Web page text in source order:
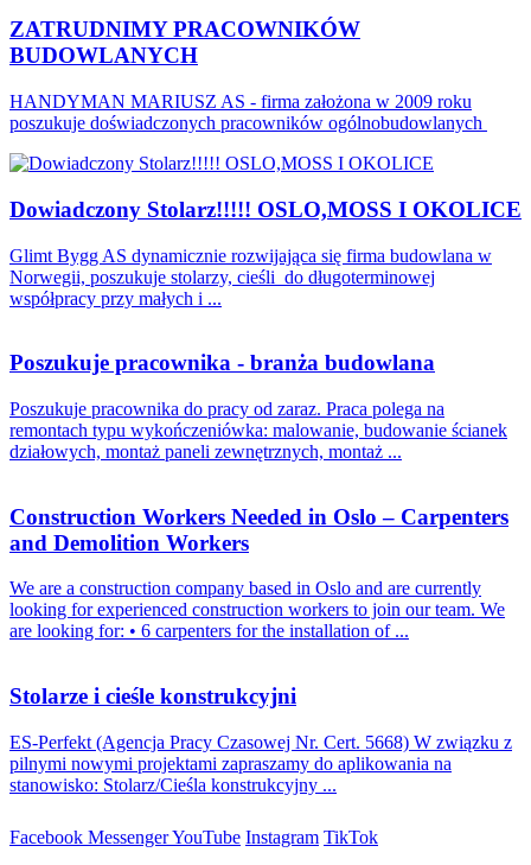
ZATRUDNIMY PRACOWNIKÓW
BUDOWLANYCH
HANDYMAN MARIUSZ AS - firma założona w 2009 roku
poszukuje doświadczonych pracowników ogólnobudowlanych
Dowiadczony Stolarz!!!!! OSLO,MOSS I OKOLICE
Glimt Bygg AS dynamicznie rozwijająca się firma budowlana w
Norwegii, poszukuje stolarzy, cieśli do długoterminowej
współpracy przy małych i ...
Poszukuje pracownika - branża budowlana
Poszukuje pracownika do pracy od zaraz. Praca polega na
remontach typu wykończeniówka: malowanie, budowanie ścianek
działowych, montaż paneli zewnętrznych, montaż ...
Construction Workers Needed in Oslo – Carpenters
and Demolition Workers
We are a construction company based in Oslo and are currently
looking for experienced construction workers to join our team. We
are looking for: • 6 carpenters for the installation of ...
Stolarze i cieśle konstrukcyjni
ES-Perfekt (Agencja Pracy Czasowej Nr. Cert. 5668) W związku z
pilnymi nowymi projektami zapraszamy do aplikowania na
stanowisko: Stolarz/Cieśla konstrukcyjny ...
Facebook MessengerYouTube Instagram TikTok